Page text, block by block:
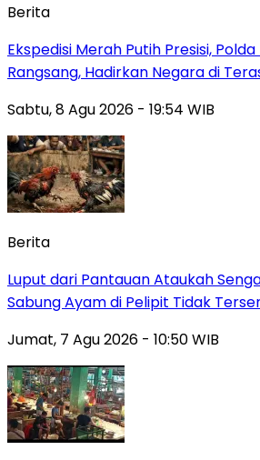
Berita
Ekspedisi Merah Putih Presisi,
Rangsang, Hadirkan Negara di
Sabtu, 8 Agu 2026 - 19:54 WIB
Berita
Luput dari Pantauan Ataukah
Sabung Ayam di Pelipit Tidak
Jumat, 7 Agu 2026 - 10:50 WIB